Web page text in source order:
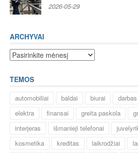
2026-05-29
ARCHYVAI
Archyvai
TEMOS
automobiliai baldai biurai darbas
elektra
finansai greita paskola
interjeras
išmanieji telefonai
kosmetika
kreditas laikrodžiai